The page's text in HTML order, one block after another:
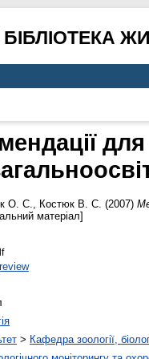
О. С., Костюк В. С. (2007)
матеріал]
> Кафедра зоології,